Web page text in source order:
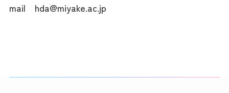
mail hda@miyake.ac.jp